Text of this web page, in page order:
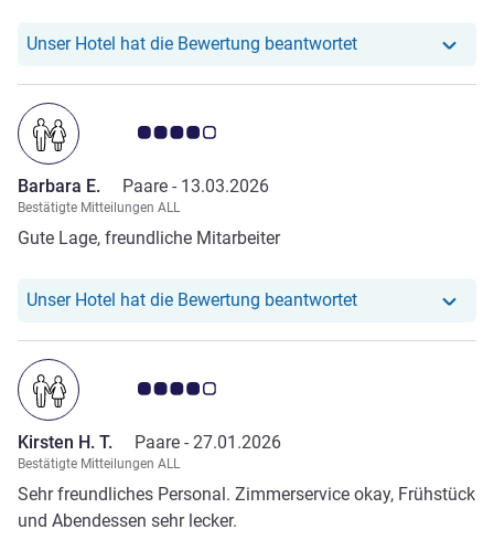
Unser Hotel hat die Bewertung beantwortetUnser Hotel hat
Note Kundenmeinungen 4.0/5
Barbara E. Paare - 13.03.2026
Bestätigte Mitteilungen ALL
Gute Lage, freundliche Mitarbeiter
Unser Hotel hat die Bewertung beantwortetUnser Hotel hat
Note Kundenmeinungen 4.0/5
Kirsten H. T. Paare - 27.01.2026
Bestätigte Mitteilungen ALL
Sehr freundliches Personal. Zimmerservice okay, Frühstück
und Abendessen sehr lecker.